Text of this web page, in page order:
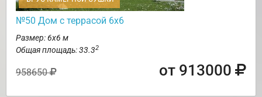
№50 Дом с террасой 6х6
Размер: 6х6 м
Общая площадь: 33.32
958650 от 913000